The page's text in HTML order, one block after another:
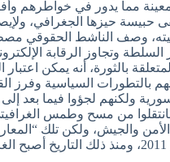
معينة مما يدور في
حيزها الجغرافي،
وصف الناشط الحقوقي
وتجاوز الرقابة
بالثورة، أنه يمكن
بالتطورات السياسية وفرز
سورية ولكنهم لجؤوا فيما
من مسح وطمس
والجيش، ولكن تلك